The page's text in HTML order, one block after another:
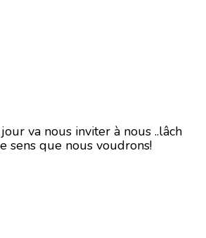
va nous inviter à nous ..lâch
sens que nous voudrons!